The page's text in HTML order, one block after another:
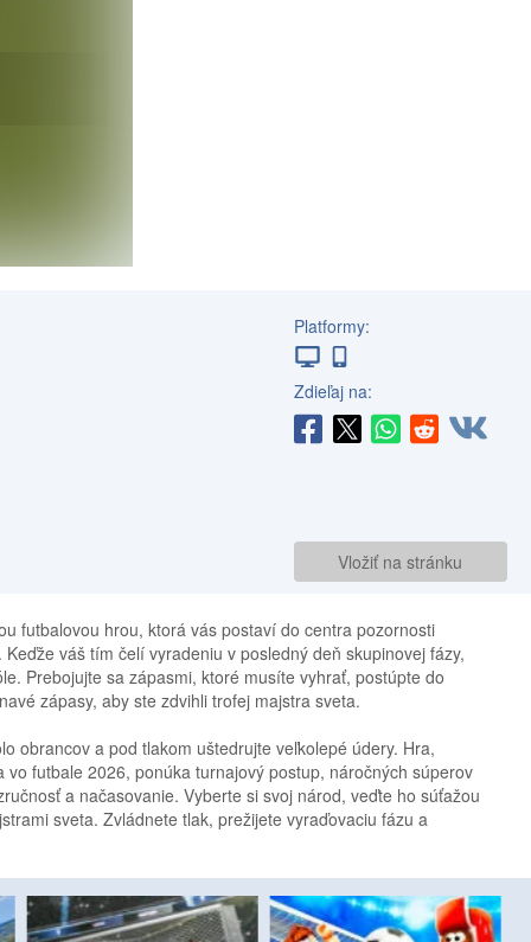
Platformy:
Zdieľaj na:
Vložiť na stránku
futbalovou hrou, ktorá vás postaví do centra pozornosti
váš tím čelí vyradeniu v posledný deň skupinovej fázy,
Prebojujte sa zápasmi, ktoré musíte vyhrať, postúpte do
zápasy, aby ste zdvihli trofej majstra sveta.
obrancov a pod tlakom uštedrujte veľkolepé údery. Hra,
futbale 2026, ponúka turnajový postup, náročných súperov
a načasovanie. Vyberte si svoj národ, veďte ho súťažou
sveta. Zvládnete tlak, prežijete vyraďovaciu fázu a